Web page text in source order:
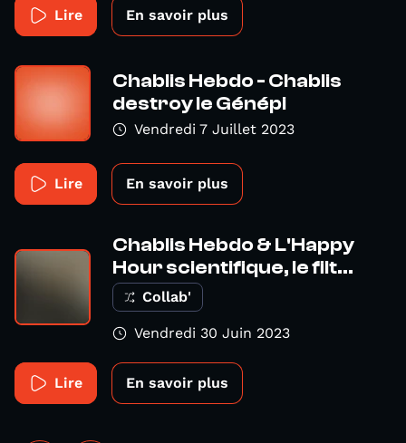
Lire En savoir plus
Chablis Hebdo - Chablis
destroy le Génépi
Vendredi 7 Juillet 2023
Lire En savoir plus
Chablis Hebdo & L'Happy
Hour scientifique, le filt...
Collab'
Vendredi 30 Juin 2023
Lire En savoir plus